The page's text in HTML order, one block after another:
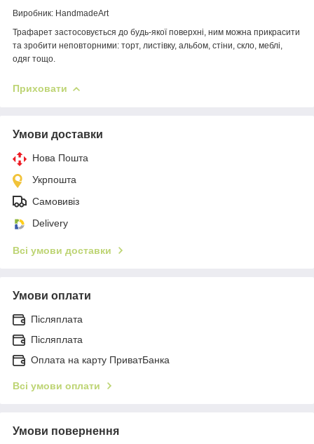
Виробник: HandmadeArt
Трафарет застосовується до будь-якої поверхні, ним можна прикрасити
та зробити неповторними: торт, листівку, альбом, стіни, скло, меблі,
одяг тощо.
Приховати
Умови доставки
Нова Пошта
Укрпошта
Самовивіз
Delivery
Всі умови доставки
Умови оплати
Післяплата
Післяплата
Оплата на карту ПриватБанка
Всі умови оплати
Умови повернення